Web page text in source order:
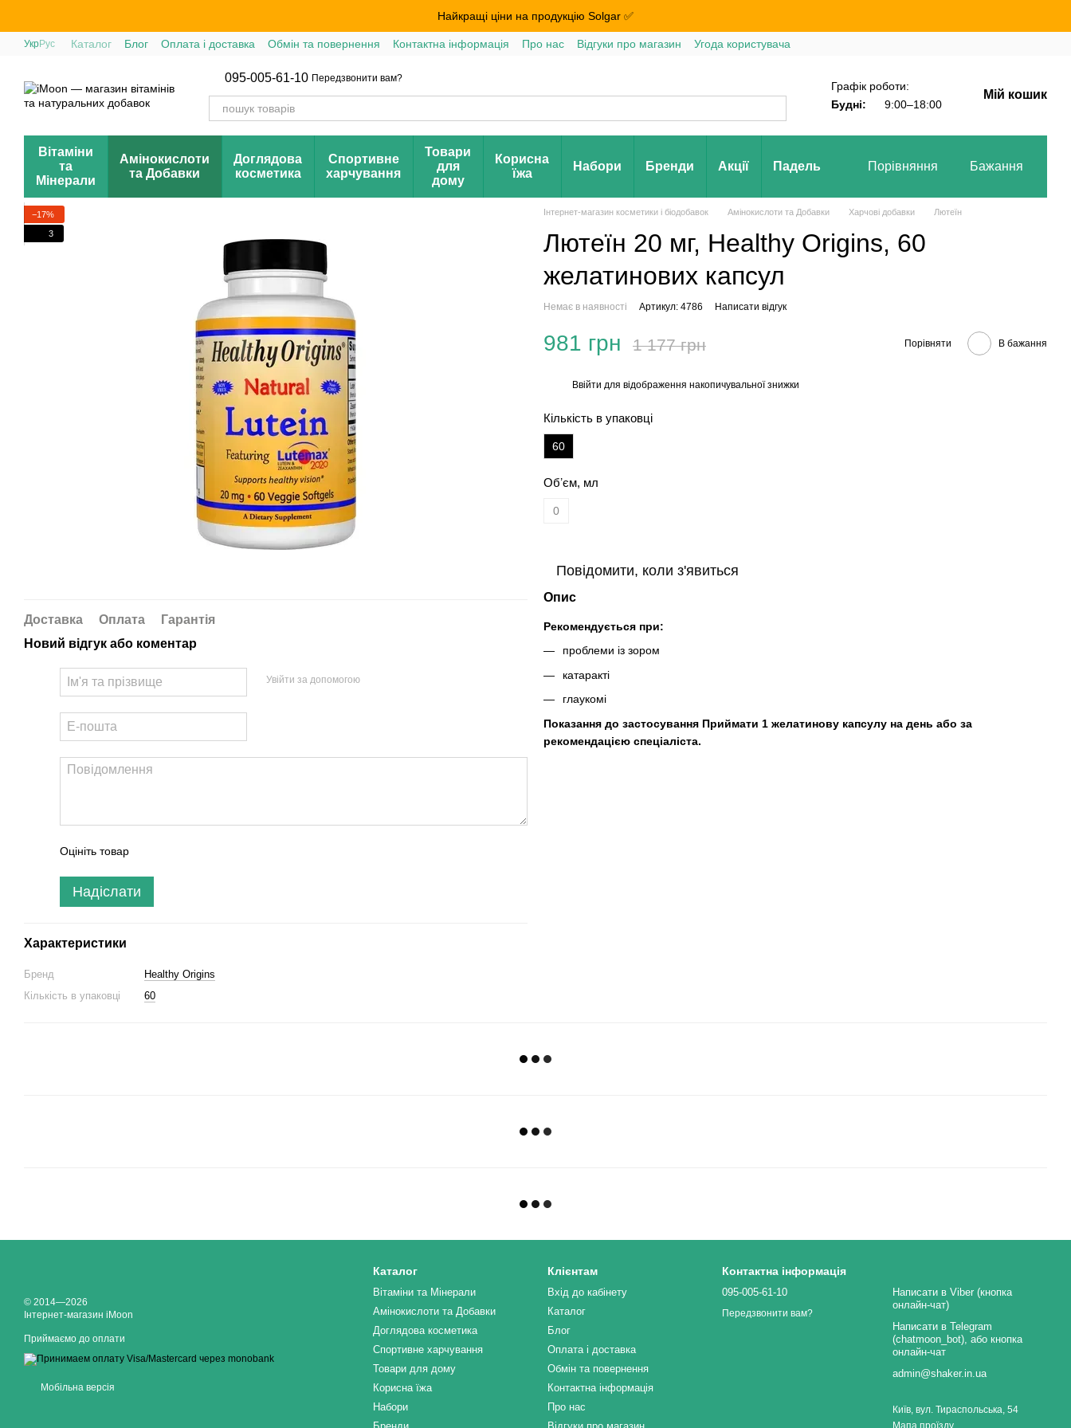
Найкращі ціни на продукцію Solgar ✅
УкрРус Каталог Блог Оплата і доставка Обмін та повернення Контактна інформація Про нас Відгуки про магазин Угода користувача
095-005-61-10 Передзвонити вам?
Графік роботи:
Будні:
9:00–18:00
Мій кошик
Вітаміни
та
Мінерали
Амінокислоти
та Добавки
Доглядова
косметика
Спортивне
харчування
Товари
для
дому
Корисна
їжа
Набори Бренди Акції Падель Порівняння Бажання
−17%
3
Доставка Оплата
Гарантія
Новий відгук або коментар
Увійти за допомогою
Оцініть товар
Надіслати
Характеристики
Бренд
Healthy Origins
Кількість в упаковці
60
Інтернет-магазин косметики і біодобавок Амінокислоти та Добавки Харчові добавки Лютеїн
Лютеїн 20 мг, Healthy Origins, 60
желатинових капсул
Немає в наявності Артикул: 4786 Написати відгук
981 грн 1 177 грн Порівняти В бажання
Ввійти для відображення накопичувальної знижки
Кількість в упаковці
60
Обʼєм, мл
0
Повідомити, коли з'явиться
Опис
Рекомендується при:
проблеми із зором
катаракті
глаукомі
Показання до застосування Приймати 1 желатинову капсулу на день або за
рекомендацією спеціаліста.
© 2014—2026
Інтернет-магазин iMoon
Приймаємо до оплати
Мобільна версія
Каталог
Вітаміни та Мінерали
Амінокислоти та Добавки
Доглядова косметика
Спортивне харчування
Товари для дому
Корисна їжа
Набори
Клієнтам
Вхід до кабінету
Каталог
Блог
Оплата і доставка
Обмін та повернення
Контактна інформація
Про нас
Контактна інформація
095-005-61-10
Передзвонити вам?
Написати в Viber (кнопка
онлайн-чат)
Написати в Telegram
(chatmoon_bot), або кнопка
онлайн-чат
admin@shaker.in.ua
Київ, вул. Тираспольська, 54
Мапа проїзду